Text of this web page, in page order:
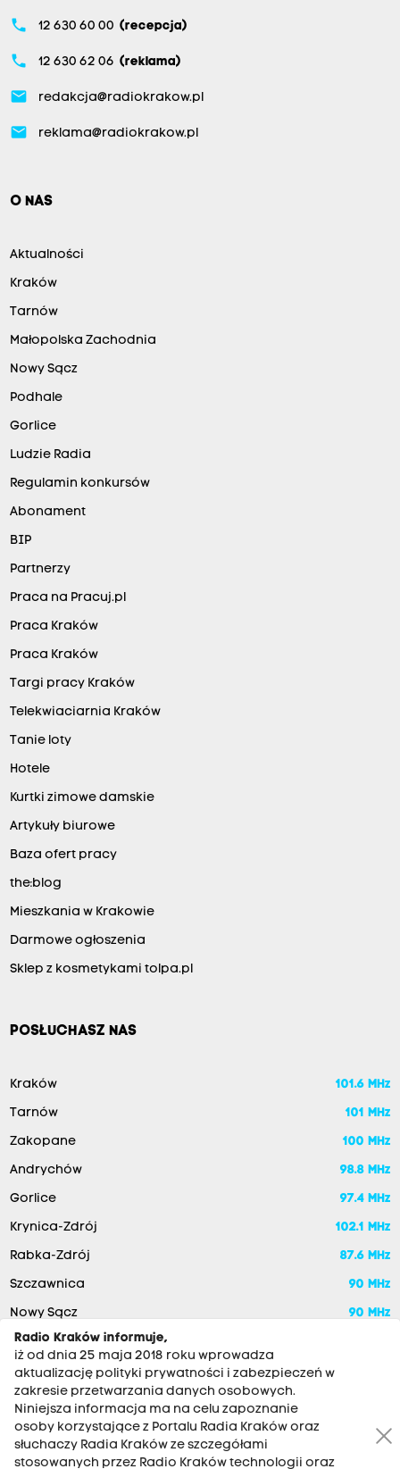
phone 12 630 60 00 (recepcja)
phone 12 630 62 06 (reklama)
email redakcja@radiokrakow.pl
email reklama@radiokrakow.pl
O NAS
Aktualności
Kraków
Tarnów
Małopolska Zachodnia
Nowy Sącz
Podhale
Gorlice
Ludzie Radia
Regulamin konkursów
Abonament
BIP
Partnerzy
Praca na Pracuj.pl
Praca Kraków
Praca Kraków
Targi pracy Kraków
Telekwiaciarnia Kraków
Tanie loty
Hotele
Kurtki zimowe damskie
Artykuły biurowe
Baza ofert pracy
the:blog
Mieszkania w Krakowie
Darmowe ogłoszenia
Sklep z kosmetykami tolpa.pl
POSŁUCHASZ NAS
Kraków 101.6 MHz
Tarnów 101 MHz
Zakopane 100 MHz
Andrychów 98.8 MHz
Gorlice 97.4 MHz
Krynica-Zdrój 102.1 MHz
Rabka-Zdrój 87.6 MHz
Szczawnica 90 MHz
Nowy Sącz
90 MHz
Radio Kraków informuje,
iż od dnia 25 maja 2018 roku wprowadza
aktualizację polityki prywatności i zabezpieczeń w
zakresie przetwarzania danych osobowych.
Niniejsza informacja ma na celu zapoznanie
osoby korzystające z Portalu Radia Kraków oraz
słuchaczy Radia Kraków ze szczegółami
stosowanych przez Radio Kraków technologii oraz